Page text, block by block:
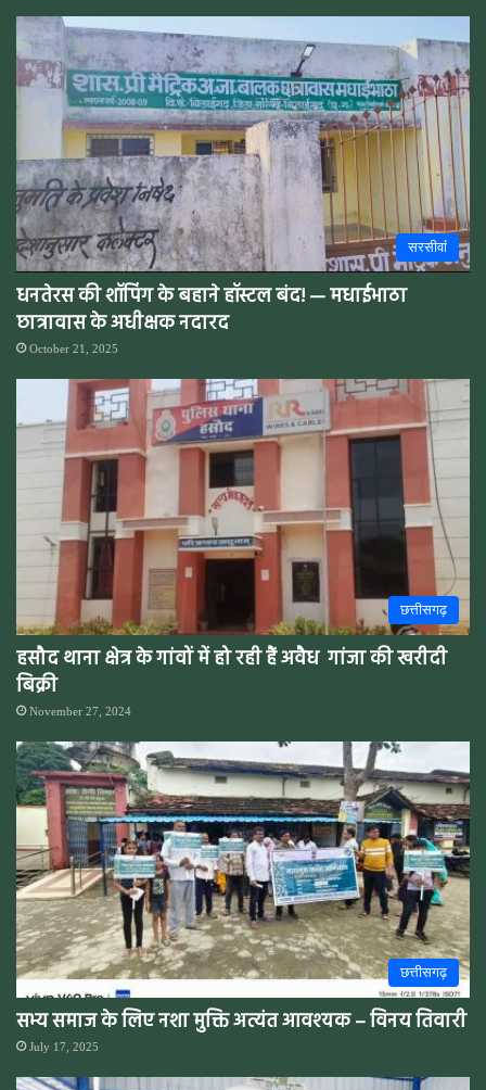
सरसीवांं
धनतेरस की शॉपिंग के बहाने हॉस्टल बंद! — मधाईभाठा
छात्रावास के अधीक्षक नदारद
October 21, 2025
छत्तीसगढ़
हसौद थाना क्षेत्र के गांवों में हो रही हैं अवैध गांजा की खरीदी
बिक्री
November 27, 2024
छत्तीसगढ़
सभ्य समाज के लिए नशा मुक्ति अत्यंत आवश्यक – विनय तिवारी
July 17, 2025